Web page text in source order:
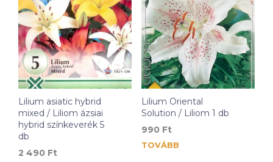
Lilium asiatic hybrid
mixed / Liliom ázsiai
hybrid színkeverék 5
db
2 490 Ft
Lilium Oriental
Solution / Liliom 1 db
990 Ft
TOVÁBB